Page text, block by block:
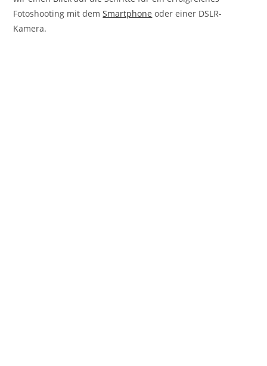
Fotoshooting mit demSmartphone oder einer DSLR-
Kamera.